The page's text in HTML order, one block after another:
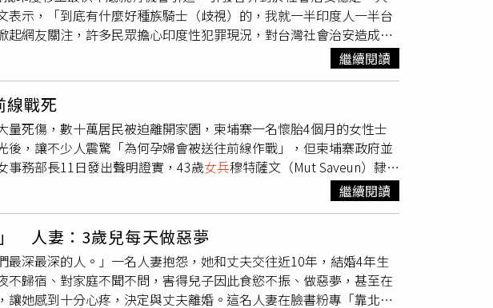
。簡嫚書(右)在《我的意外父母》中陪著受傷的媽媽楊潔玫復建。
書的同事兼閨蜜。她與導演在《女兵日記》時期便建立了深厚的革命
這次展現了驚人的「自我升級」，無論是拍攝節奏、鏡頭語言還是
示，「到底有什麼好種族騎士（歧視）的，我就一半印度人一半台
網友關注，許多民眾擔心印度性犯罪現況，對台灣社會治安造成衝
的藝人羅平，10日在Threads發文表達自己看法，「今天的Threads
的，我就一半印度人一半台灣人，我驕傲！」貼文曝光後，引來大批
長在台灣，享受台灣給你的福利與安全，站在高點告訴所有人你驕
想台灣治安變壞」、「你能代表所有的印度人嗎？到底在講什
救護車上都會被救護車司機及隨車技術人員性侵」。不過也有粉絲
、「你很棒，為你感到驕傲，不用理留言。個人覺得很多都是同溫
歲羅平父親是印度人，母親是台灣人，他是印度皇裔遠房蒙兀兒王
女兵日記》、
，婚後育有一女。
繼續閱讀
線戰死
死傷，數十萬居民被迫離開家園，柬埔寨一名懷胎4個月的女性士
，讓不少人震驚「為何孕婦會被送往前線作戰」，但柬埔寨政府並
事務部長11日發出聲明證實，43歲女兵穆特薩文（Mut Saveun）隸屬
吉省特莫波縣一帶的重要戰力，而她12月10日在博恩特拉孔地區與泰
府表示，薩文在保衛前線時犧牲生命，而她的勇氣、犧牲精神和愛
經過世，但她的英勇事蹟將永遠被記住。」報導指出，薩文出身軍人
女兒，目前她的遺體已被運回家中，並依故鄉傳統舉行葬禮。
繼續閱讀
」 人妻：3歲兒每天做惡夢
最深最深的人。」一名人妻抱怨，她和丈夫交往近10年，結婚4年生
不歸宿、對家庭不聞不問，害得兒子因此食慾不振、做惡夢，甚至在
她感到十分心疼，決定與丈夫離婚。這名人妻在臉書粉專「靠北婚